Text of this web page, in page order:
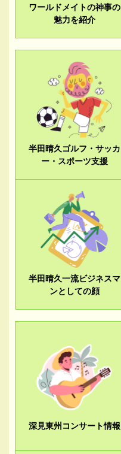
ワールドメイトの神事の
魅力を紹介
半田晴久ゴルフ・サッカ
ー・スポーツ支援
半田晴久一流ビジネスマ
ンとしての顔
深見東州コンサート情報